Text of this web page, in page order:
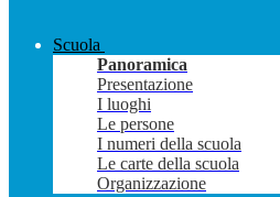
Scuola
Panoramica
Presentazione
I luoghi
Le persone
I numeri della scuola
Le carte della scuola
Organizzazione